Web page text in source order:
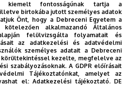
/ 56488/ 62750
tér 1
kiemelt fontosságúnak tartja a
birtokába jutott személyes adatok
Önt, hogy a Debreceni Egyetem a
kötelezően alkalmazandó Általános
felülvizsgálta folyamatait és
az adatkezelési és adatvédelmi
személyes adatait a Debreceni
körültekintéssel kezelte, megfelelve az
szabályozásoknak. A GDPR előírásait
Tájékoztatónkat, amelyet az
el:Adatkezelési tájékoztató. DE